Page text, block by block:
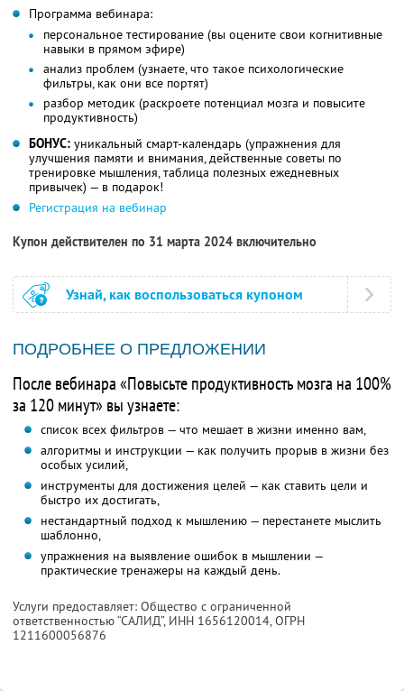
Программа вебинара:
персональное тестирование (вы оцените свои когнитивные
навыки в прямом эфире)
анализ проблем (узнаете, что такое психологические
фильтры, как они все портят)
разбор методик (раскроете потенциал мозга и повысите
продуктивность)
БОНУС: уникальный смарт-календарь (упражнения для
улучшения памяти и внимания, действенные советы по
тренировке мышления, таблица полезных ежедневных
привычек) — в подарок!
Регистрация на вебинар
Купон действителен по 31 марта 2024 включительно
Узнай, как воспользоваться купоном
ПОДРОБНЕЕ О ПРЕДЛОЖЕНИИ
После вебинара «Повысьте продуктивность мозга на 100%
за 120 минут» вы узнаете:
список всех фильтров — что мешает в жизни именно вам,
алгоритмы и инструкции — как получить прорыв в жизни без
особых усилий,
инструменты для достижения целей — как ставить цели и
быстро их достигать,
нестандартный подход к мышлению — перестанете мыслить
шаблонно,
упражнения на выявление ошибок в мышлении —
практические тренажеры на каждый день.
Услуги предоставляет: Общество с ограниченной
ответственностью “САЛИД”, ИНН 1656120014, ОГРН
1211600056876